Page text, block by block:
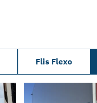
Flis Flexo